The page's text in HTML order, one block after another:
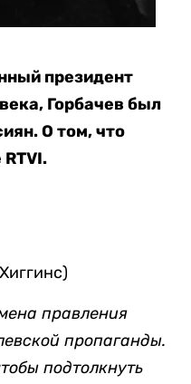
президент
Горбачев был
О том, что
правления
пропаганды.
подтолкнуть